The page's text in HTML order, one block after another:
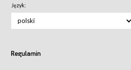
Język:
polski
Regulamin